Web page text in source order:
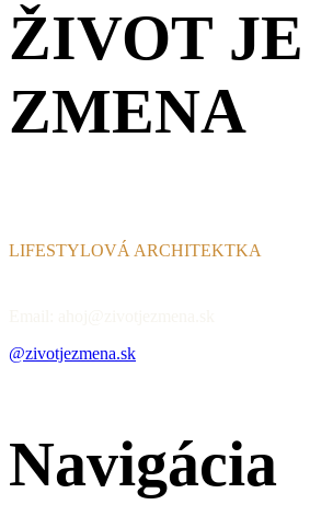
ŽIVOT JE
ZMENA
LIFESTYLOVÁ ARCHITEKTKA
@zivotjezmena.sk
Navigácia